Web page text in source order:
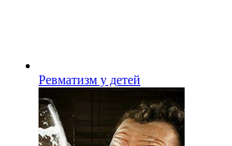
Ревматизм у детей